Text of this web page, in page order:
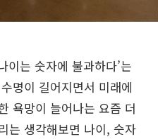
이는 숫자에 불과하다’는
명이 길어지면서 미래에
욕망이 늘어나는 요즘 더
는 생각해보면 나이, 숫자